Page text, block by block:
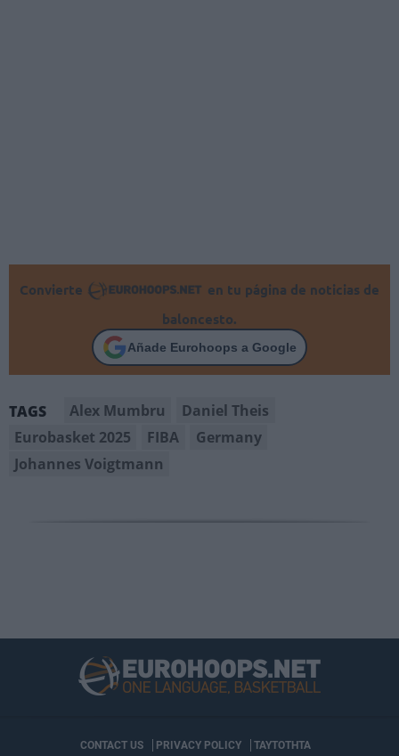
Convierte
en tu página de noticias de
baloncesto.
Añade Eurohoops a Google
TAGS Alex Mumbru
Daniel Theis
Eurobasket 2025
FIBA
Germany
Johannes Voigtmann
CONTACT US PRIVACY POLICY ΤΑΥΤΟΤΗΤΑ